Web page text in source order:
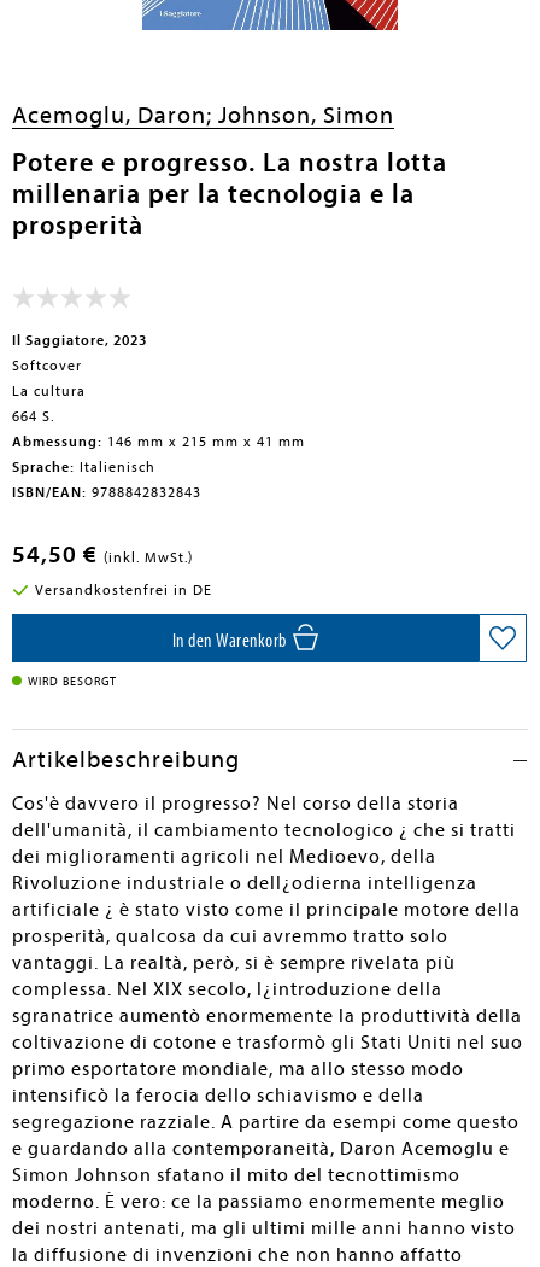
Acemoglu, Daron; Johnson, Simon
Potere e progresso. La nostra lotta
millenaria per la tecnologia e la
prosperità
Il Saggiatore, 2023
Softcover
La cultura
664 S.
Abmessung: 146 mm x 215 mm x 41 mm
Sprache: Italienisch
ISBN/EAN: 9788842832843
54,50 € (inkl. MwSt.)
Versandkostenfrei in DE
In den Warenkorb
WIRD BESORGT
Artikelbeschreibung
Cos'è davvero il progresso? Nel corso della storia
dell'umanità, il cambiamento tecnologico ¿ che si tratti
dei miglioramenti agricoli nel Medioevo, della
Rivoluzione industriale o dell¿odierna intelligenza
artificiale ¿ è stato visto come il principale motore della
prosperità, qualcosa da cui avremmo tratto solo
vantaggi. La realtà, però, si è sempre rivelata più
complessa. Nel XIX secolo, l¿introduzione della
sgranatrice aumentò enormemente la produttività della
coltivazione di cotone e trasformò gli Stati Uniti nel suo
primo esportatore mondiale, ma allo stesso modo
intensificò la ferocia dello schiavismo e della
segregazione razziale. A partire da esempi come questo
e guardando alla contemporaneità, Daron Acemoglu e
Simon Johnson sfatano il mito del tecnottimismo
moderno. È vero: ce la passiamo enormemente meglio
dei nostri antenati, ma gli ultimi mille anni hanno visto
la diffusione di invenzioni che non hanno affatto